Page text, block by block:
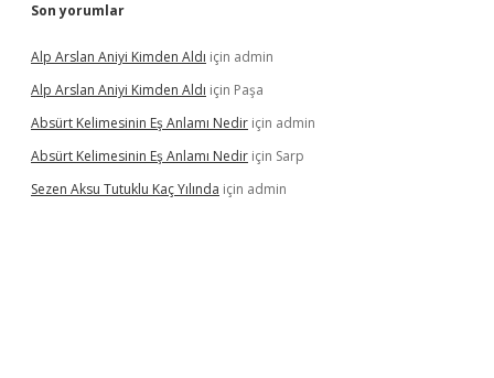
Son yorumlar
Alp Arslan Aniyi Kimden Aldı için admin
Alp Arslan Aniyi Kimden Aldı için Paşa
Absürt Kelimesinin Eş Anlamı Nedir için admin
Absürt Kelimesinin Eş Anlamı Nedir için Sarp
Sezen Aksu Tutuklu Kaç Yılında için admin